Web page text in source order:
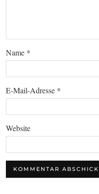
Name *
E-Mail-Adresse *
Website